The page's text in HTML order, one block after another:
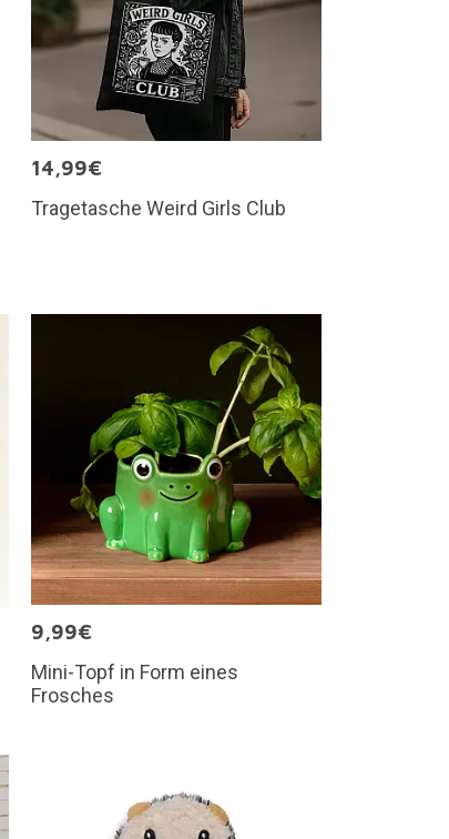
14,99€
Tragetasche Weird Girls Club
9,99€
Mini-Topf in Form eines
Frosches